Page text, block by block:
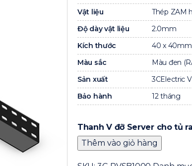
Vật liệu
Thép ZAM
Độ dày vật liệu
2.0mm
Kích thước
40 x 40mm
Màu sắc
Màu đen
Sản xuất
3CElectric
Bảo hành
12 tháng
Thanh V đỡ Server cho tủ
Thêm vào giỏ hàng